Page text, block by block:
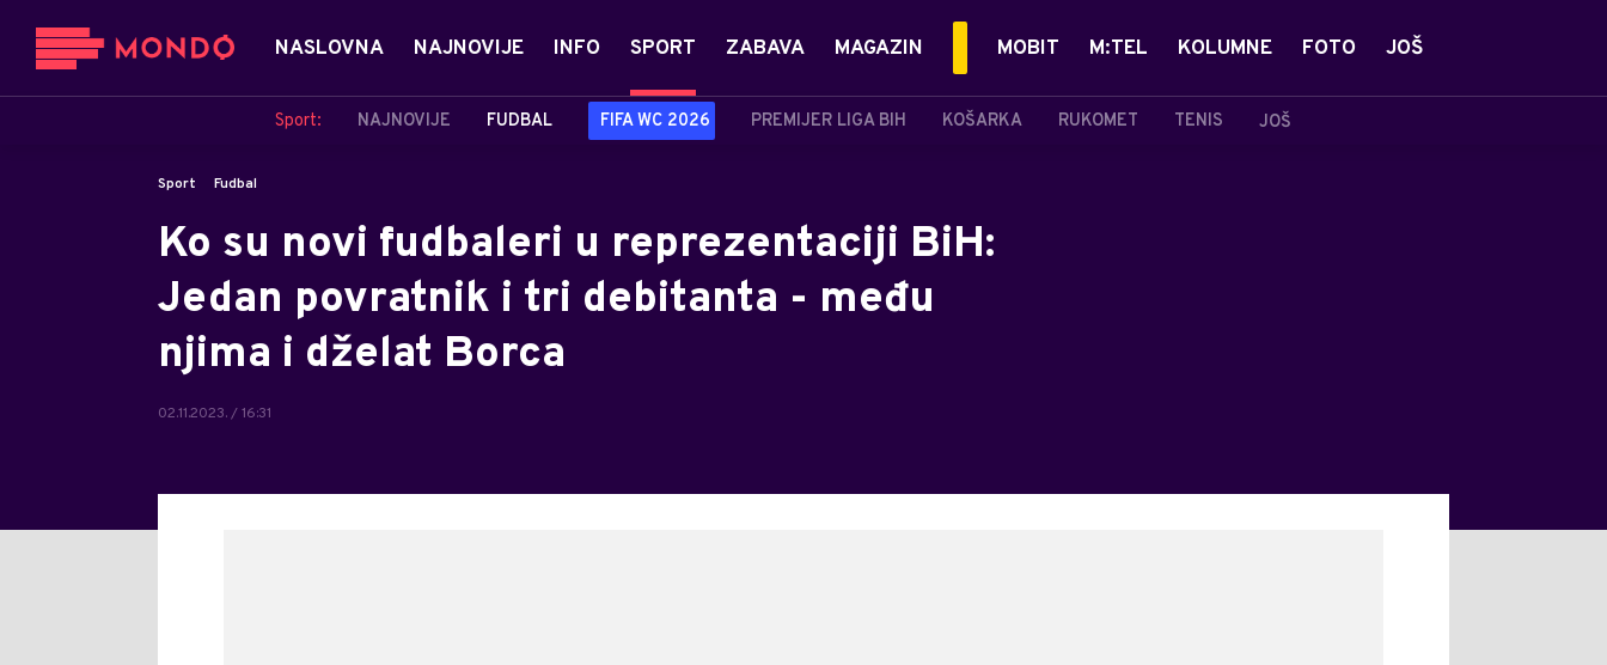
NASLOVNA NAJNOVIJE INFO SPORT
Sport: NAJNOVIJE FUDBAL FIFA WC 2026 PREMIJER LIGA BIH KOŠARKA RUKOMET TENIS JOŠ
ZABAVA MAGAZIN MOBIT M:TEL KOLUMNE FOTO JOŠ
Sport Fudbal
Ko su novi fudbaleri u reprezentaciji BiH:
Jedan povratnik i tri debitanta - među
njima i dželat Borca
02.11.2023. / 16:31